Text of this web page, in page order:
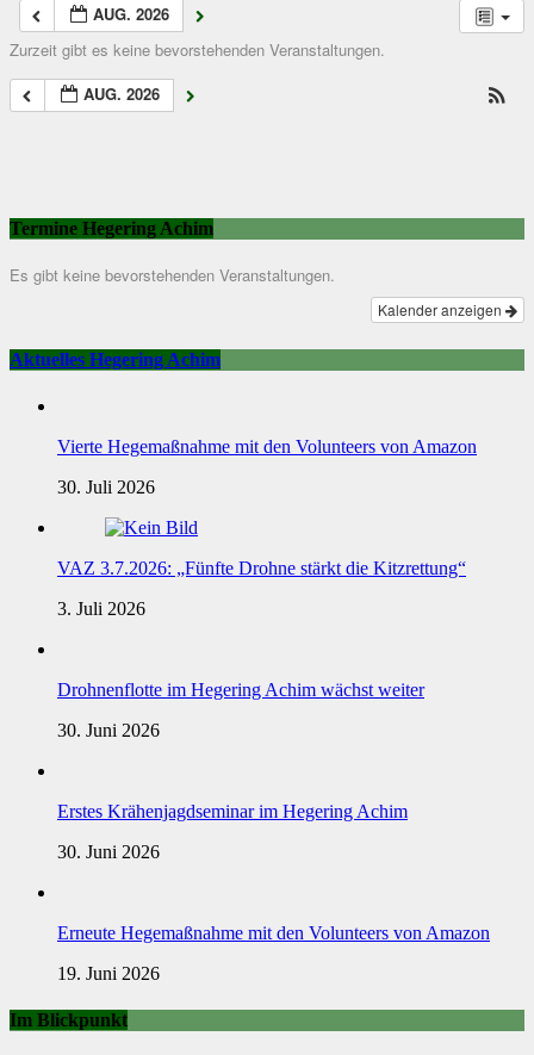
AUG. 2026
Zurzeit gibt es keine bevorstehenden Veranstaltungen.
AUG. 2026
Termine Hegering Achim
Es gibt keine bevorstehenden Veranstaltungen.
Kalender anzeigen
Aktuelles Hegering Achim
Vierte Hegemaßnahme mit den Volunteers von Amazon
30. Juli 2026
VAZ 3.7.2026: „Fünfte Drohne stärkt die Kitzrettung“
3. Juli 2026
Drohnenflotte im Hegering Achim wächst weiter
30. Juni 2026
Erstes Krähenjagdseminar im Hegering Achim
30. Juni 2026
Erneute Hegemaßnahme mit den Volunteers von Amazon
19. Juni 2026
Im Blickpunkt